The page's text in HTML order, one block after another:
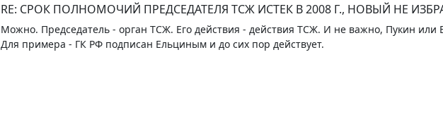
RE: СРОК ПОЛНОМОЧИЙ ПРЕДСЕДАТЕЛЯ ТСЖ ИСТЕК В 2008 Г., НОВЫЙ НЕ
Можно. Председатель - орган ТСЖ. Его действия - действия ТСЖ. И не важно, Пукин или
Для примера - ГК РФ подписан Ельциным и до сих пор действует.